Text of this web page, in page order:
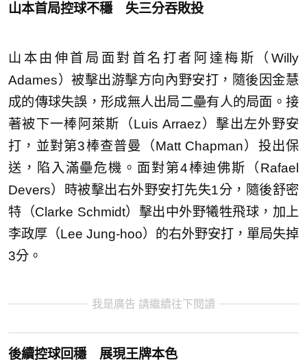
山本首局控球不穩 失三分吞敗投
山本由伸首局面對首名打者阿達梅斯（Willy
Adames）被擊出游擊方向內野安打，隨後因金慧
成的傳球失誤，形成無人出局二壘有人的局面。接
著被下一棒阿萊斯（Luis Arraez）擊出左外野安
打，並對第3棒查普曼（Matt Chapman）投出保
送，陷入滿壘危機。面對第4棒迪佛斯（Rafael
Devers）時被擊出右外野安打先失1分，隨後舒密
特（Clarke Schmidt）擊出中外野犧牲飛球，加上
李政厚（Lee Jung-hoo）的右外野安打，單局失掉
3分。
我是廣告 請繼續往下閱讀
後續控球回穩 展現王牌本色